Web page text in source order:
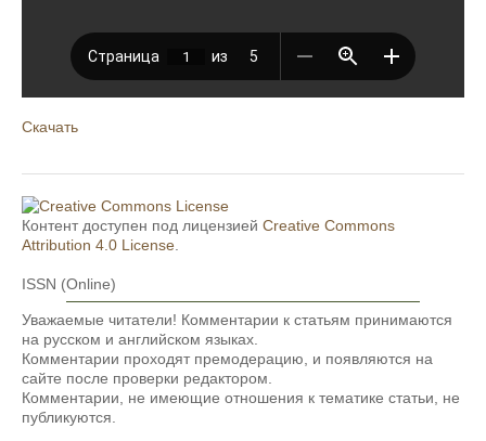
Скачать
Контент доступен под лицензией Creative Commons
Attribution 4.0 License
ISSN (Online)
Уважаемые читатели! Комментарии к статьям принимаются
на русском и английском языках.
Комментарии проходят премодерацию, и появляются на
сайте после проверки редактором.
Комментарии, не имеющие отношения к тематике статьи, не
публикуются.